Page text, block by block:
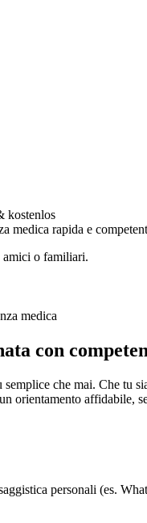
kostenlos
medica rapida e
amici o familiari.
con
che mai. Che tu
orientamento affidabile,
personali (es.